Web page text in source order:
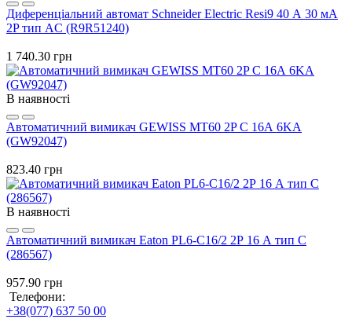
Диференціальний автомат Schneider Electric Resi9 40 А 30 мА
2P тип AC (R9R51240)
1 740.30 грн
В наявності
Автоматичний вимикач GEWISS МТ60 2P C 16А 6KA
(GW92047)
823.40 грн
В наявності
Автоматичний вимикач Eaton PL6-C16/2 2Р 16 А тип С
(286567)
957.90 грн
Телефони:
+38(077) 637 50 00